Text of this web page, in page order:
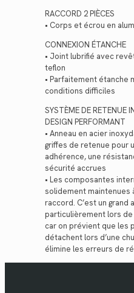
RACCORD 2 PIÈCES
• Corps et écrou en
CONNEXION ÉTANCHE
• Joint lubrifié avec
teflon
• Parfaitement étanche
conditions difficiles
SYSTÈME DE RETENUE
DESIGN PERFORMANT
• Anneau en acier
griffes de retenue pour
adhérence, une
sécurité accrues
• Les composantes
solidement maintenues
raccord. C’est un grand
particulièrement lors de
car on prévient que les
détachent lors d’une
élimine les erreurs de